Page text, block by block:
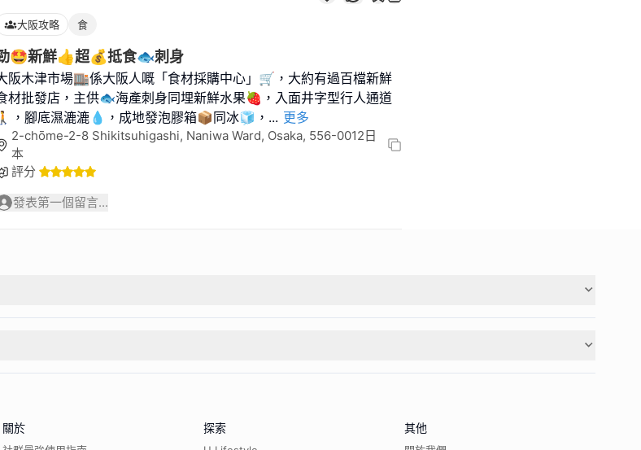
大阪攻略 食
🤩新鮮👍超💰抵食🐟刺身
阪木津市場🏬係大阪人嘅「食材採購中心」🛒，大約有過百檔新鮮
材批發店，主供🐟海產刺身同埋新鮮水果🍓，入面井字型行人通道
🚶，腳底濕漉漉💧，成地發泡膠箱📦同冰🧊， ... 更多
2-chōme-2-8 Shikitsuhigashi, Naniwa Ward, Osaka, 556-0012日
本
評分
發表第一個留言...
關於 探索 其他